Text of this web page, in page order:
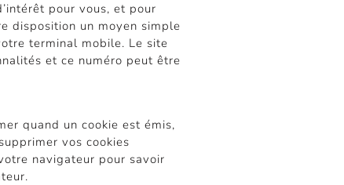
pour vous, et pour
disposition un moyen simple
terminal mobile. Le site
et ce numéro peut être
quand un cookie est émis,
vos cookies
navigateur pour savoir